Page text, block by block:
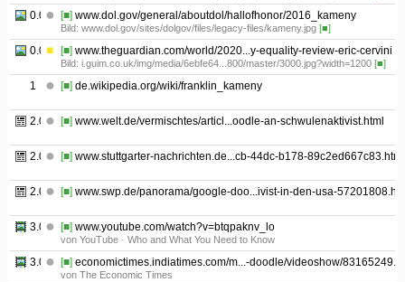
0.06 [■] www.dol.gov/general/aboutdol/hallofhonor/2016_kameny
Bild: www.dol.gov/sites/dolgov/files/legacy-files/kameny.jpg [■]
0.07 [■] www.theguardian.com/world/2020...y-equality-review-eric-cervini
Bild: i.guim.co.uk/img/media/6ebfe64...800/master/3000.jpg?width=1200 [■]
1 [■] de.wikipedia.org/wiki/franklin_kameny
2.01 [■] www.welt.de/vermischtes/articl...oodle-an-schwulenaktivist.html
2.02 [■] www.stuttgarter-nachrichten.de...cb-44dc-b178-89c2ed667c83.html
2.03 [■] www.swp.de/panorama/google-doo...ivist-in-den-usa-
3.01 [■] www.youtube.com/watch?v=btqpaknv_lo
von YouTube · Who and What You Need to Know
3.02 [■] economictimes.indiatimes.com/m...-doodle/videoshow/
von The Economic Times